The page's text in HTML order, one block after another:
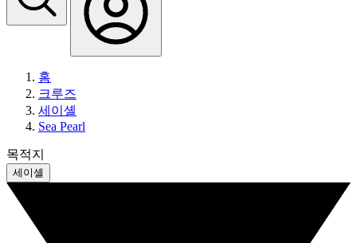
홈
크루즈
세이셸
Sea Pearl
목적지
세이셸